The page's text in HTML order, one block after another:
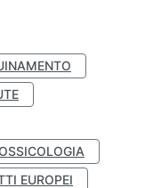
EUROPEI